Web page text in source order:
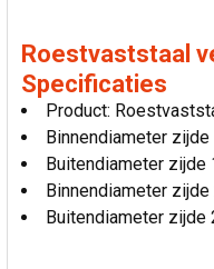
Roestvaststaal
Specificaties
Product:
Binnendiameter zijde
Buitendiameter zijde
Binnendiameter zijde
Buitendiameter zijde